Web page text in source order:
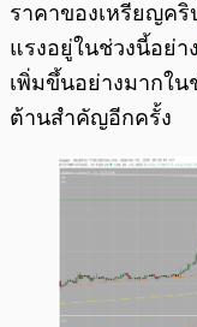
ราคาของเหรียญค
แรงอยู่ในช่วงนี้อย่าง
เพิ่มขึ้นอย่างมากใ
ต้านสำคัญอีกครั้ง